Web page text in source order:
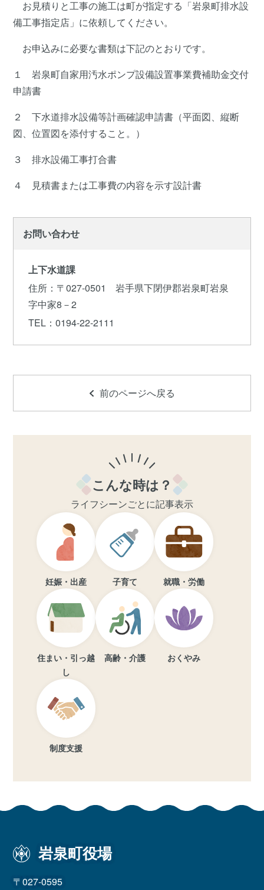
お見積りと工事の施工は町が指定する「岩泉町排水設
備工事指定店」に依頼してください。
お申込みに必要な書類は下記のとおりです。
１ 岩泉町自家用汚水ポンプ設備設置事業費補助金交付
申請書
２ 下水道排水設備等計画確認申請書（平面図、縦断
図、位置図を添付すること。）
３ 排水設備工事打合書
４ 見積書または工事費の内容を示す設計書
お問い合わせ
上下水道課
住所 ：〒027-0501 岩手県下閉伊郡岩泉町岩泉
字中家8－2
TEL ：0194-22-2111
前のページへ戻る
こんな時は？
ライフシーンごとに記事表示
妊娠・出産 子育て 就職・労働
住まい・引っ越
し
高齢・介護 おくやみ
制度支援
岩泉町役場
〒027-0595